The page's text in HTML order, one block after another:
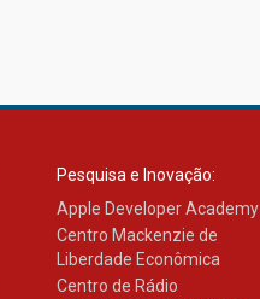
Pesquisa e Inovação:
Apple Developer Academy
Centro Mackenzie de
Liberdade Econômica
Centro de Rádio